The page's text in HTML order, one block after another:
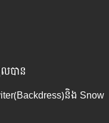
លបាន
និង Snow